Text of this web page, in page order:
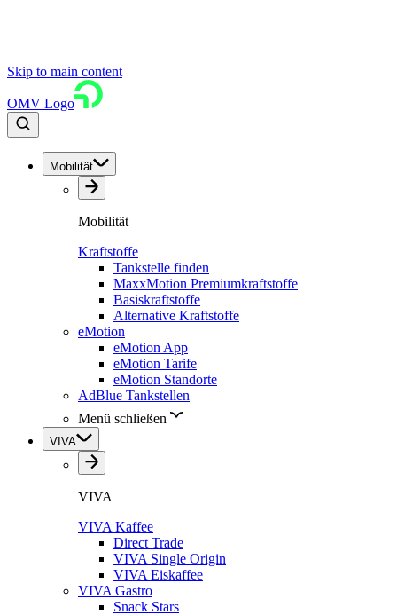
Skip to main content
OMV Logo
Mobilität
Mobilität
Kraftstoffe
Tankstelle finden
MaxxMotion Premiumkraftstoffe
Basiskraftstoffe
Alternative Kraftstoffe
eMotion
eMotion App
eMotion Tarife
eMotion Standorte
AdBlue Tankstellen
Menü schließen
VIVA
VIVA
VIVA Kaffee
Direct Trade
VIVA Single Origin
VIVA Eiskaffee
VIVA Gastro
Snack Stars